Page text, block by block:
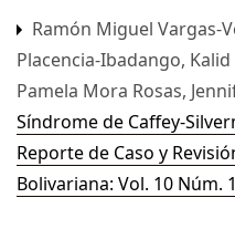
Ramón Miguel Vargas-
Placencia-Ibadango,
Pamela Mora Rosas,
Síndrome de Caffey-
Reporte de Caso y
Bolivariana: Vol. 10 Núm.